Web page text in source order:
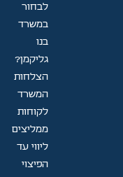
לבחור
במשרד
בנו
גליקמן?
הצלחות
המשרד
לקוחות
ממליצים
ליווי עד
הפיצוי